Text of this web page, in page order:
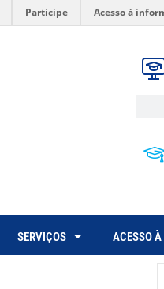
Participe Acesso à
SERVIÇOS ACESSO